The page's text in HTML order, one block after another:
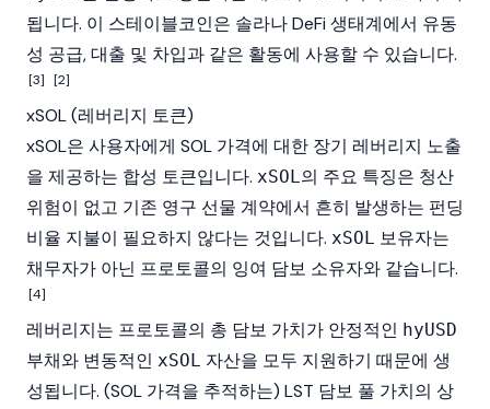
됩니다. 이 스테이블코인은 솔라나DeFi 생태계에서 유동
성 공급, 대출 및 차입과 같은 활동에 사용할 수 있습니다.
[3] [2]
xSOL (레버리지 토큰)
xSOL은 사용자에게 SOL 가격에 대한 장기 레버리지 노출
을 제공하는 합성 토큰입니다. xSOL의 주요 특징은 청산
위험이 없고 기존 영구 선물 계약에서 흔히 발생하는 펀딩
비율 지불이 필요하지 않다는 것입니다. xSOL 보유자는
채무자가 아닌 프로토콜의 잉여 담보 소유자와 같습니다.
[4]
레버리지는 프로토콜의 총 담보 가치가 안정적인 hyUSD
부채와 변동적인 xSOL 자산을 모두 지원하기 때문에 생
성됩니다. (SOL 가격을 추적하는) LST 담보 풀 가치의 상